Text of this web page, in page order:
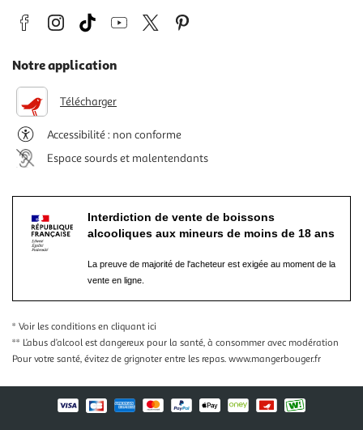
Notre application
Télécharger
Accessibilité : non conforme
Espace sourds et malentendants
Interdiction de vente de boissons
alcooliques aux mineurs de moins de 18 ans
La preuve de majorité de l'acheteur est exigée au moment de la
vente en ligne.
* Voir les conditions en cliquant ici
** L’abus d’alcool est dangereux pour la santé, à consommer avec modération
Pour votre santé, évitez de grignoter entre les repas. www.mangerbouger.fr